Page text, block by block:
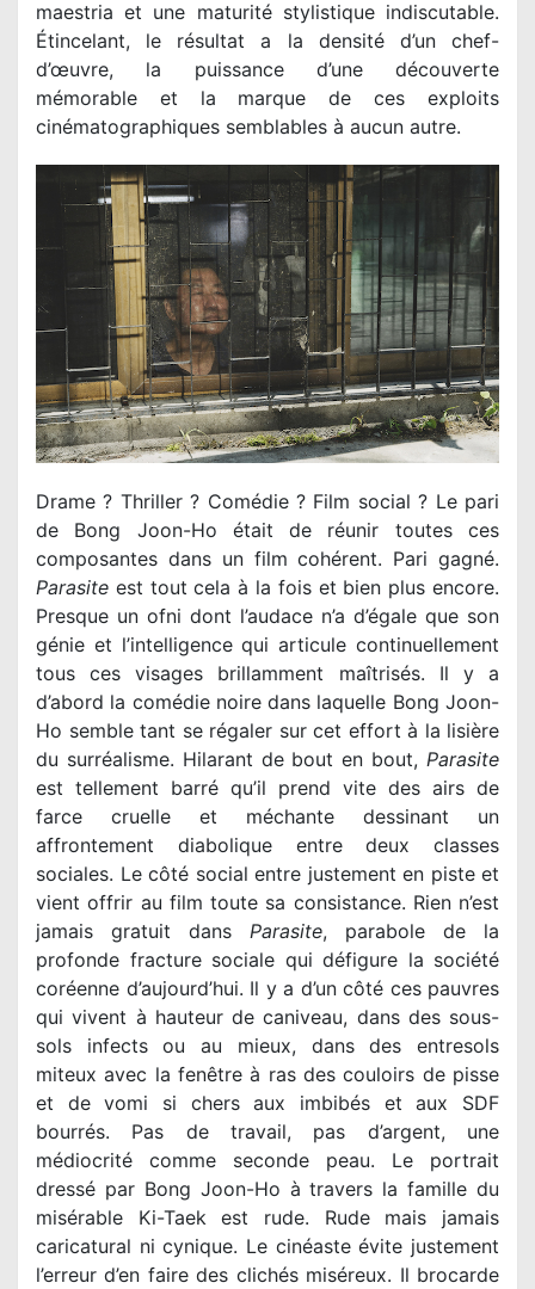
maestria et une maturité stylistique indiscutable.
Étincelant, le résultat a la densité d’un chef-
d’œuvre, la puissance d’une découverte
mémorable et la marque de ces exploits
cinématographiques semblables à aucun autre.
Drame ? Thriller ? Comédie ? Film social ? Le pari
de Bong Joon-Ho était de réunir toutes ces
composantes dans un film cohérent. Pari gagné.
Parasite est tout cela à la fois et bien plus encore.
Presque un ofni dont l’audace n’a d’égale que son
génie et l’intelligence qui articule continuellement
tous ces visages brillamment maîtrisés. Il y a
d’abord la comédie noire dans laquelle Bong Joon-
Ho semble tant se régaler sur cet effort à la lisière
du surréalisme. Hilarant de bout en bout, Parasite
est tellement barré qu’il prend vite des airs de
farce cruelle et méchante dessinant un
affrontement diabolique entre deux classes
sociales. Le côté social entre justement en piste et
vient offrir au film toute sa consistance. Rien n’est
jamais gratuit dans Parasite, parabole de la
profonde fracture sociale qui défigure la société
coréenne d’aujourd’hui. Il y a d’un côté ces pauvres
qui vivent à hauteur de caniveau, dans des sous-
sols infects ou au mieux, dans des entresols
miteux avec la fenêtre à ras des couloirs de pisse
et de vomi si chers aux imbibés et aux SDF
bourrés. Pas de travail, pas d’argent, une
médiocrité comme seconde peau. Le portrait
dressé par Bong Joon-Ho à travers la famille du
misérable Ki-Taek est rude. Rude mais jamais
caricatural ni cynique. Le cinéaste évite justement
l’erreur d’en faire des clichés miséreux. Il brocarde